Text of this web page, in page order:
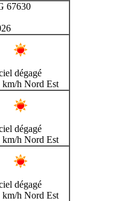
67630
dégagé
km/h Nord Est
dégagé
km/h Nord Est
dégagé
km/h Nord Est